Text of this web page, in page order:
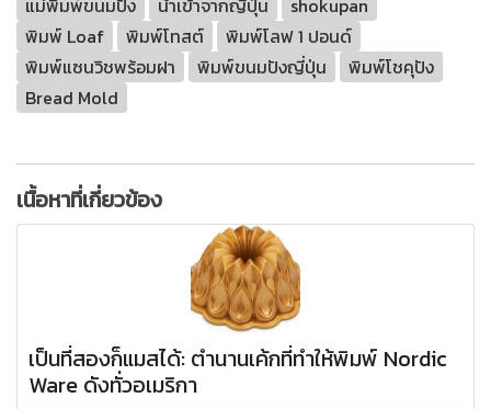
แม่พิมพ์ขนมปัง นำเข้าจากญี่ปุ่น
shokupan
พิมพ์ Loaf
พิมพ์โทสต์
พิมพ์โลฟ 1 ปอนด์
พิมพ์แซนวิชพร้อมฝา
พิมพ์ขนมปังญี่ปุ่น
พิมพ์โชคุปัง
Bread Mold
เนื้อหาที่เกี่ยวข้อง
เป็นที่สองก็แมสได้: ตำนานเค้กที่ทำให้พิมพ์ Nordic
Ware ดังทั่วอเมริกา